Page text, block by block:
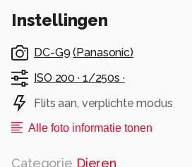
Instellingen
DC-G9 (Panasonic)
ISO 200 · 1/250s ·
Flits aan, verplichte modus
Alle foto informatie tonen
Categorie Dieren